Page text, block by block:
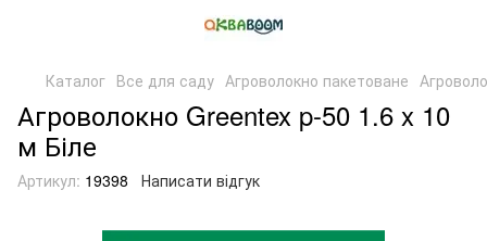
Каталог Все для саду Агроволокно пакетоване
Агроволокно Greentex p-50 1.6 x 10
м Біле
Артикул: 19398 Написати відгук